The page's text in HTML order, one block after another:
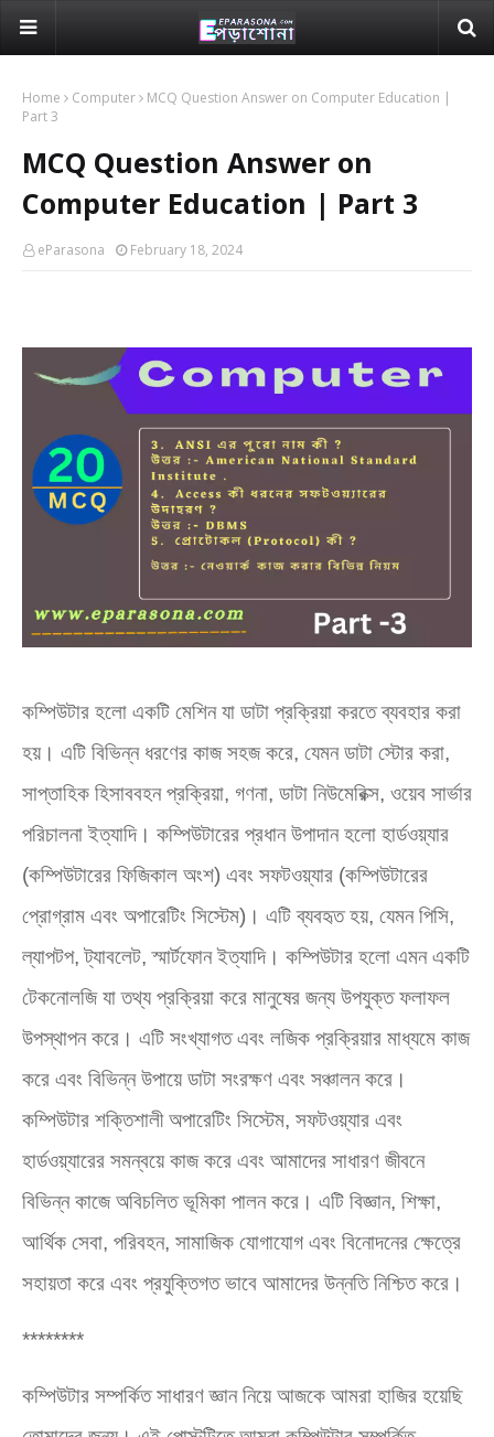
Home Computer
MCQ Question Answer on Computer Education |
Part 3
MCQ Question Answer on
Computer Education | Part 3
eParasona February 18, 2024
কম্পিউটার হলো একটি মেশিন যা ডাটা প্রক্রিয়া করতে ব্যবহার করা
হয়। এটি বিভিন্ন ধরণের কাজ সহজ করে, যেমন ডাটা স্টোর করা,
সাপ্তাহিক হিসাববহন প্রক্রিয়া, গণনা, ডাটা নিউমেরিক্স, ওয়েব সার্ভার
পরিচালনা ইত্যাদি। কম্পিউটারের প্রধান উপাদান হলো হার্ডওয়্যার
(কম্পিউটারের ফিজিকাল অংশ) এবং সফটওয়্যার (কম্পিউটারের
প্রোগ্রাম এবং অপারেটিং সিস্টেম)। এটি ব্যবহৃত হয়, যেমন পিসি,
ল্যাপটপ,ট্যাবলেট,স্মার্টফোন ইত্যাদি। কম্পিউটার হলো এমন একটি
টেকনোলজি যা তথ্য প্রক্রিয়া করে মানুষের জন্য উপযুক্ত ফলাফল
উপস্থাপন করে। এটি সংখ্যাগত এবং লজিক প্রক্রিয়ার মাধ্যমে কাজ
করে এবং বিভিন্ন উপায়ে ডাটা সংরক্ষণ এবং সঞ্চালন করে।
কম্পিউটার শক্তিশালী অপারেটিং সিস্টেম, সফটওয়্যার এবং
হার্ডওয়্যারের সমন্বয়ে কাজ করে এবং আমাদের সাধারণ জীবনে
বিভিন্ন কাজে অবিচলিত ভূমিকা পালন করে। এটি বিজ্ঞান, শিক্ষা,
আর্থিক সেবা, পরিবহন, সামাজিক যোগাযোগ এবং বিনোদনের ক্ষেত্রে
সহায়তা করে এবং প্রযুক্তিগত ভাবে আমাদের উন্নতি নিশ্চিত করে।
********
কম্পিউটার সম্পর্কিত সাধারণ জ্ঞান নিয়ে আজকে আমরা হাজির হয়েছি